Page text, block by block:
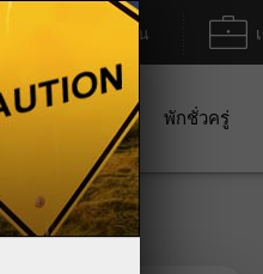
ฝาก/ถอน
แคมเปญ พักชั่วครู่